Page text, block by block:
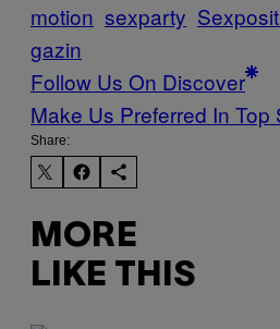
motion sexparty
gazin
Follow Us On Discover
Make Us Preferred In Top
Share:
MORE
LIKE THIS